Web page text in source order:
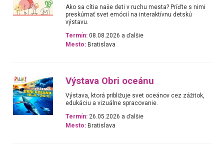
Ako sa cítia naše deti v ruchu mesta? Príďte s nimi
preskúmať svet emócií na interaktívnu detskú
výstavu.
Termín: 08.08.2026 a ďalšie
Mesto: Bratislava
Výstava Obri oceánu
Výstava, ktorá približuje svet oceánov cez zážitok,
edukáciu a vizuálne spracovanie.
Termín: 26.05.2026 a ďalšie
Mesto: Bratislava